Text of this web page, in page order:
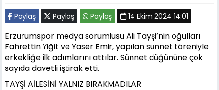
Paylaş Paylaş Paylaş 14 Ekim 2024 14:01
Erzurumspor medya sorumlusu Ali Tayşi’nin oğulları
Fahrettin Yiğit ve Yaser Emir, yapılan sünnet töreniyle
erkekliğe ilk adımlarını attılar. Sünnet düğününe çok
sayıda davetli iştirak etti.
TAYŞİ AİLESİNİ YALNIZ BIRAKMADILAR